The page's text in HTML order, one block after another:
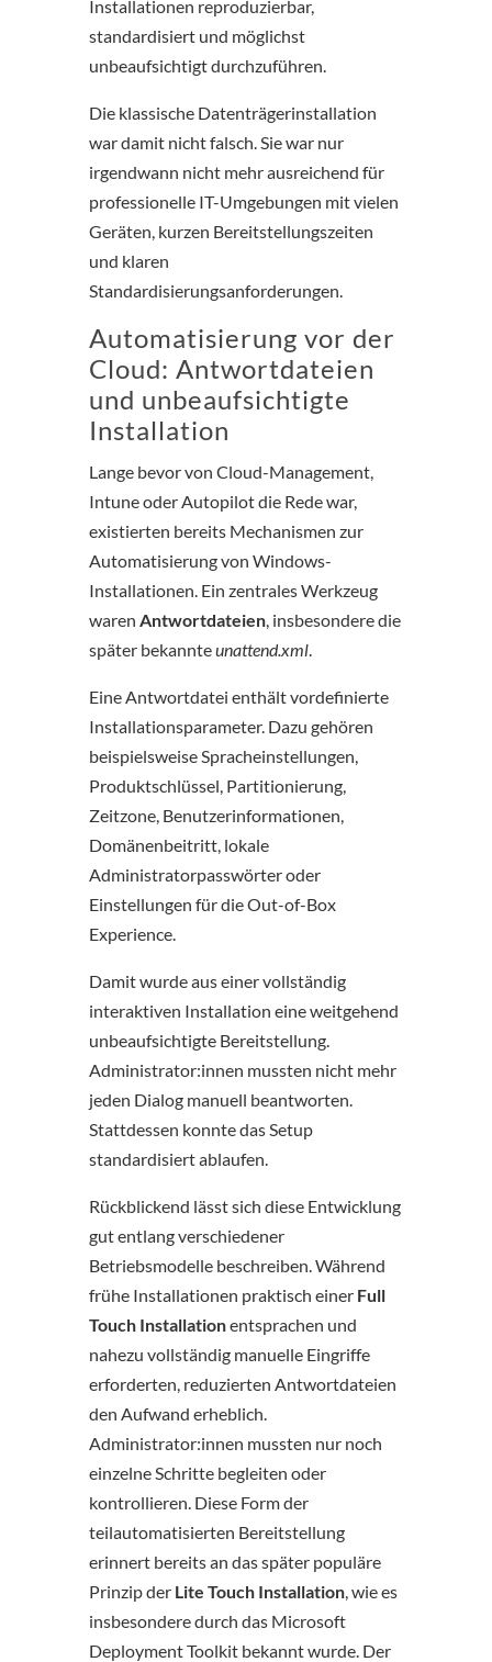
Installationen reproduzierbar,
standardisiert und möglichst
unbeaufsichtigt durchzuführen.
Die klassische Datenträgerinstallation
war damit nicht falsch. Sie war nur
irgendwann nicht mehr ausreichend für
professionelle IT-Umgebungen mit vielen
Geräten, kurzen Bereitstellungszeiten
und klaren
Standardisierungsanforderungen.
Automatisierung vor der
Cloud: Antwortdateien
und unbeaufsichtigte
Installation
Lange bevor von Cloud-Management,
Intune oder Autopilot die Rede war,
existierten bereits Mechanismen zur
Automatisierung von Windows-
Installationen. Ein zentrales Werkzeug
waren Antwortdateien, insbesondere die
später bekannteunattend.xml.
Eine Antwortdatei enthält vordefinierte
Installationsparameter. Dazu gehören
beispielsweise Spracheinstellungen,
Produktschlüssel, Partitionierung,
Zeitzone, Benutzerinformationen,
Domänenbeitritt, lokale
Administratorpasswörter oder
Einstellungen für die Out-of-Box
Experience.
Damit wurde aus einer vollständig
interaktiven Installation eine weitgehend
unbeaufsichtigte Bereitstellung.
Administrator:innen mussten nicht mehr
jeden Dialog manuell beantworten.
Stattdessen konnte das Setup
standardisiert ablaufen.
Rückblickend lässt sich diese Entwicklung
gut entlang verschiedener
Betriebsmodelle beschreiben. Während
frühe Installationen praktisch einer Full
Touch Installationentsprachen und
nahezu vollständig manuelle Eingriffe
erforderten, reduzierten Antwortdateien
den Aufwand erheblich.
Administrator:innen mussten nur noch
einzelne Schritte begleiten oder
kontrollieren. Diese Form der
teilautomatisierten Bereitstellung
erinnert bereits an das später populäre
Prinzip der Lite Touch Installation, wie es
insbesondere durch das Microsoft
Deployment Toolkit bekannt wurde. Der